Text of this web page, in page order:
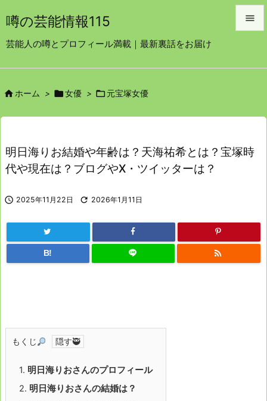
噂の芸能情報115
芸能人の噂とプロフィール満載｜最新裏話をお届け

前へ
次へ
ホーム > 女優 >  元宝塚女優
明日海りお結婚や年齢は？天海祐希とは？宝塚時
代や現在は？ブログやX・ツイッターは？
 2025年11月22日  2026年1月11日
B! 
もくじ
1. 明日海りおさんのプロフィール
2. 明日海りおさんの結婚は？